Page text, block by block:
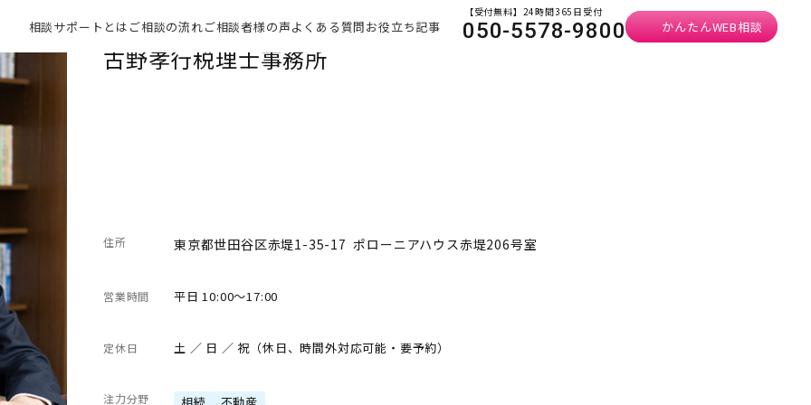
相談サポートとは ご相談の流れご相談者様の声よくある質問お役立ち記事
【受付無料】24時間365日受付
050-5578-9800 かんたんWEB相談
古野孝行税理士事務所
住所 東京都世田谷区赤堤1-35-17 ポローニアハウス赤堤206号室
営業時間 平日 10:00～17:00
定休日 土 ／ 日 ／ 祝（休日、時間外対応可能・要予約）
注力分野